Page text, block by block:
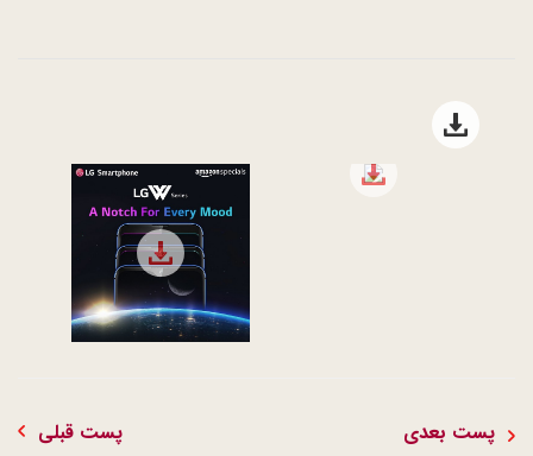
Open file download list
file download
پست قبلی پست بعدی